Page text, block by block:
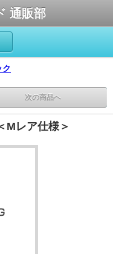
通販部
次の商品へ
Mレア仕様＞